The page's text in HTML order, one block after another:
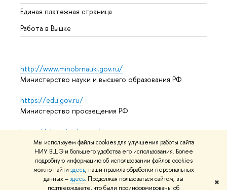
Мы используем файлы cookies для улучшения работы сайта
НИУ ВШЭ и большего удобства его использования. Более
подробную информацию об использовании файлов cookies
можно найти здесь, наши правила обработки персональных
данных –здесь. Продолжая пользоваться сайтом, вы
подтверждаете, что были проинформированы об
✖
Единая платежная страница
Работа в Вышке
http://www.minobrnauki.gov.ru/
Министерство науки и высшего образования РФ
https://edu.gov.ru/
Министерство просвещения РФ
https://elearning.hse.ru/mooc
Массовые открытые онлайн-курсы
© НИУ ВШЭ 1993–2026 Адреса и контактыУсловия